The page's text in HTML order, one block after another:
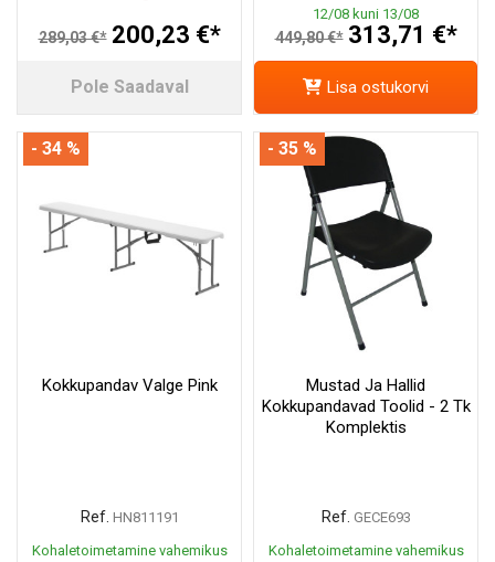
289,03 €* 200,23 €*
Pole Saadaval
12/08 kuni 13/08
449,80 €* 313,71 €*
Lisa ostukorvi
Kokkupandav Valge Pink
Ref. HN811191
Kohaletoimetamine vahemikus
- 34 %
Mustad Ja Hallid
Kokkupandavad Toolid - 2 Tk
Komplektis
Ref. GECE693
Kohaletoimetamine vahemikus
- 35 %